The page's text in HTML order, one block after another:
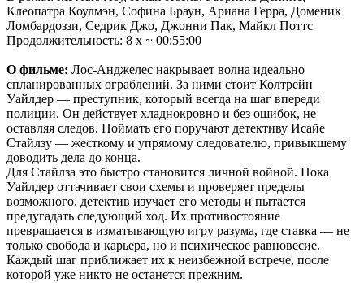
Клеопатра Коулмэн, Софина Браун, Ариана Герра, Доменик
Ломбардоззи, Седрик Джо, Джонни Пак, Майкл Поттс
Продолжительность: 8 x ~ 00:55:00
О фильме: Лос-Анджелес накрывает волна идеально
спланированных ограблений. За ними стоит Колтрейн
Уайлдер — преступник, который всегда на шаг впереди
полиции. Он действует хладнокровно и без ошибок, не
оставляя следов. Поймать его поручают детективу Исайе
Стайлзу — жесткому и упрямому следователю, привыкшему
доводить дела до конца.
Для Стайлза это быстро становится личной войной. Пока
Уайлдер оттачивает свои схемы и проверяет пределы
возможного, детектив изучает его методы и пытается
предугадать следующий ход. Их противостояние
превращается в изматывающую игру разума, где ставка — не
только свобода и карьера, но и психическое равновесие.
Каждый шаг приближает их к неизбежной встрече, после
которой уже никто не останется прежним.